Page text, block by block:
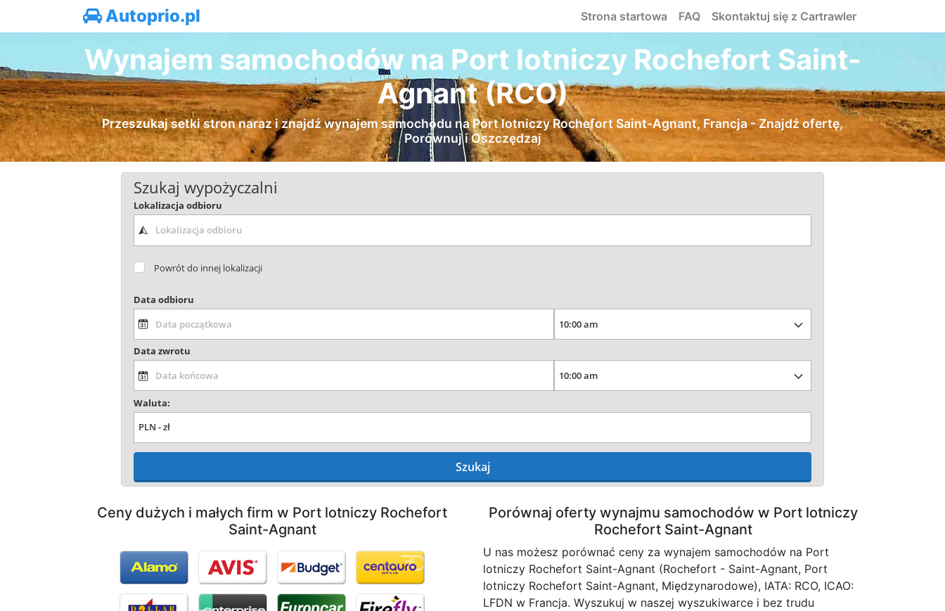
Autoprio.pl Strona startowa FAQ Skontaktuj się z Cartrawler
Wynajem samochodów na Port lotniczy Rochefort Saint-
Agnant (RCO)
Przeszukaj setki stron naraz i znajdź wynajem samochodu na Port lotniczy Rochefort Saint-Agnant, Francja - Znajdź ofertę,
Porównuj i Oszczędzaj
Szukaj wypożyczalni
Lokalizacja odbioru
Powrót do innej lokalizacji
Data odbioru
Data zwrotu
Waluta:
Szukaj
Ceny dużych i małych firm w Port lotniczy Rochefort
Saint-Agnant
Porównaj oferty wynajmu samochodów w Port lotniczy
Rochefort Saint-Agnant
U nas możesz porównać ceny za wynajem samochodów na Port
lotniczy Rochefort Saint-Agnant (Rochefort - Saint-Agnant, Port
lotniczy Rochefort Saint-Agnant, Międzynarodowe), IATA: RCO, ICAO:
LFDN w Francja. Wyszukuj w naszej wyszukiwarce i bez trudu